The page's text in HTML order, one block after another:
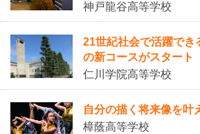
神戸龍谷高等学校
21世紀社会で活躍でき
の新コースがスタート
仁川学院高等学校
自分の描く将来像を叶
樟蔭高等学校